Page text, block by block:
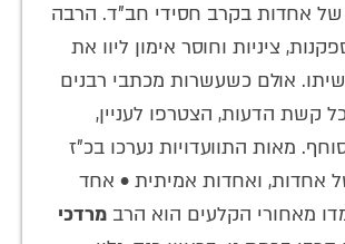
אחדות בקרב חסידי חב"ד. הרבה
ציניות וחוסר אימון ליוו את
אולם כשעשרות מכתבי רבנים
קשת הדעות, הצטרפו לעניין,
מאות התוועדויות נערכו בכ"ז
אחדות, ואחדות אמיתית • אחד
מאחורי הקלעים הוא הרב מרדכי